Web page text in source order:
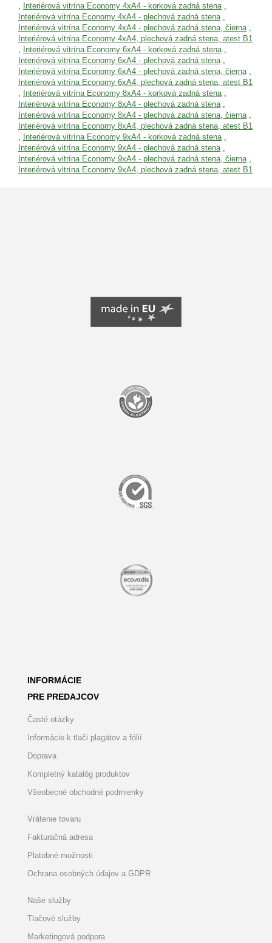
,
Interiérová vitrína Economy 4xA4 - korková zadná stena ,
Interiérová vitrína Economy 4xA4 - plechová zadná stena ,
Interiérová vitrína Economy 4xA4 - plechová zadná stena, čierna ,
Interiérová vitrína Economy 4xA4, plechová zadná stena, atest B1
,
Interiérová vitrína Economy 6xA4 - korková zadná stena ,
Interiérová vitrína Economy 6xA4 - plechová zadná stena ,
Interiérová vitrína Economy 6xA4 - plechová zadná stena, čierna ,
Interiérová vitrína Economy 6xA4, plechová zadná stena, atest B1
,
Interiérová vitrína Economy 8xA4 - korková zadná stena ,
Interiérová vitrína Economy 8xA4 - plechová zadná stena ,
Interiérová vitrína Economy 8xA4 - plechová zadná stena, čierna ,
Interiérová vitrína Economy 8xA4, plechová zadná stena, atest B1
,
Interiérová vitrína Economy 9xA4 - korková zadná stena ,
Interiérová vitrína Economy 9xA4 - plechová zadná stena ,
Interiérová vitrína Economy 9xA4 - plechová zadná stena, čierna ,
Interiérová vitrína Economy 9xA4, plechová zadná stena, atest B1
INFORMÁCIE
PRE PREDAJCOV
Časté otázky
Informácie k tlači plagátov a fólií
Doprava
Kompletný katalóg produktov
Všeobecné obchodné podmienky
Vrátenie tovaru
Fakturačná adresa
Platobné možnosti
Ochrana osobných údajov a GDPR
Naše služby
Tlačové služby
Marketingová podpora